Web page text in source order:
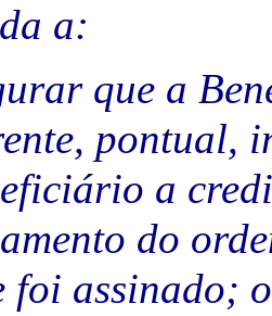
a:
que a
pontual,
a
do
foi assinado;